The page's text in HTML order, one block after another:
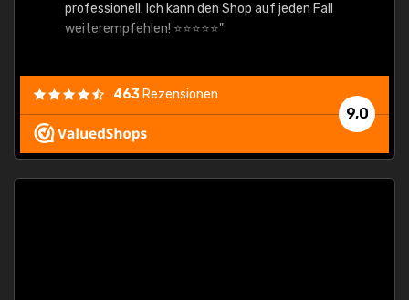
professionell. Ich kann den Shop auf jeden Fall
weiterempfehlen! ⭐⭐⭐⭐⭐"
9,0
463 Rezensionen